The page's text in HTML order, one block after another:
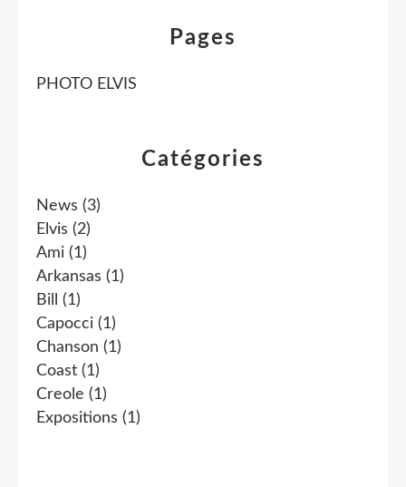
Catégories
News (3)
Elvis (2)
Ami (1)
Arkansas (1)
Bill
(1)
Capocci (1)
Chanson (1)
Coast (1)
Creole (1)
Expositions (1)
Pages
PHOTO ELVIS